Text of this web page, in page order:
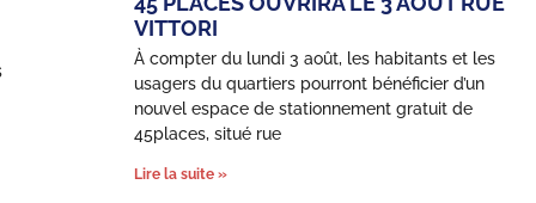
VITTORI
À compter du lundi 3 août, les habitants et les
usagers du quartiers pourront bénéficier d’un
nouvel espace de stationnement gratuit de
45places, situé rue
Lire la suite »